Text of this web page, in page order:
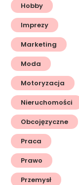
Hobby
Imprezy
Marketing
Moda
Motoryzacja
Nieruchomości
Obcojęzyczne
Praca
Prawo
Przemysł